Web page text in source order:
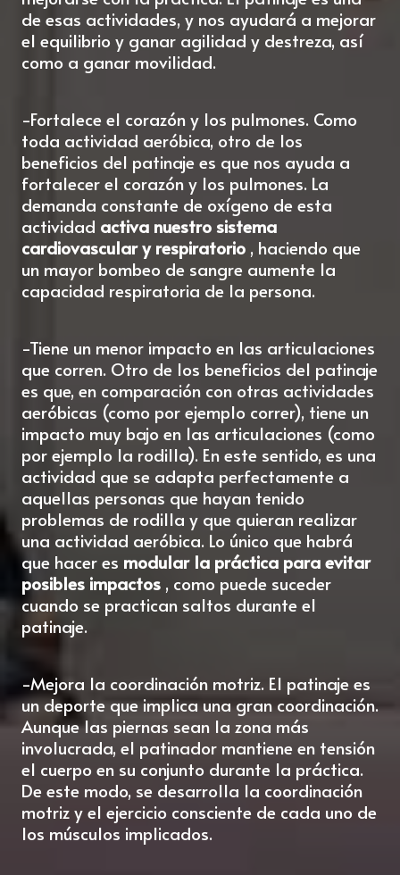
de esas actividades, y nos ayudará a mejorar
el equilibrio y ganar agilidad y destreza, así
como a ganar movilidad.
-Fortalece el corazón y los pulmones. Como
toda actividad aeróbica, otro de los
beneficios del patinaje es que nos ayuda a
fortalecer el corazón y los pulmones. La
demanda constante de oxígeno de esta
actividad activa nuestro sistema
cardiovascular y respiratorio , haciendo que
un mayor bombeo de sangre aumente la
capacidad respiratoria de la persona.
-Tiene un menor impacto en las articulaciones
que corren. Otro de los beneficios del patinaje
es que, en comparación con otras actividades
aeróbicas (como por ejemplo correr), tiene un
impacto muy bajo en las articulaciones (como
por ejemplo la rodilla). En este sentido, es una
actividad que se adapta perfectamente a
aquellas personas que hayan tenido
problemas de rodilla y que quieran realizar
una actividad aeróbica. Lo único que habrá
que hacer es modular la práctica para evitar
posibles impactos , como puede suceder
cuando se practican saltos durante el
patinaje.
-Mejora la coordinación motriz. El patinaje es
un deporte que implica una gran coordinación.
Aunque las piernas sean la zona más
involucrada, el patinador mantiene en tensión
el cuerpo en su conjunto durante la práctica.
De este modo, se desarrolla la coordinación
motriz y el ejercicio consciente de cada uno de
los músculos implicados.